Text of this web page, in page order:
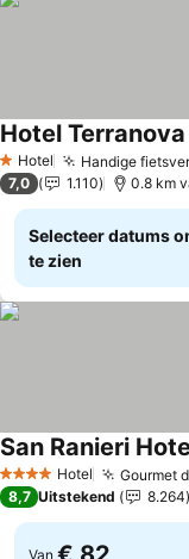
1 Sterren
Hotel Handige
Hotel Terranova
7,0 1.110 0.8 km
Selecteer datums
te zien
4 SterrenHotel Gourmet
San Ranieri
8,7 Uitstekend 8.264
Van